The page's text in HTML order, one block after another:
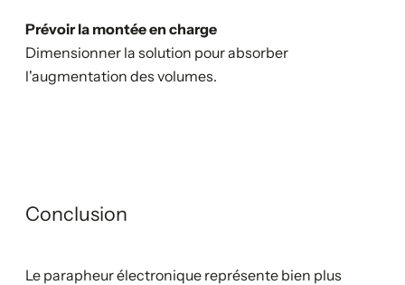
Prévoir la montée en charge
Dimensionner la solution pour absorber
l'augmentation des volumes.
Conclusion
Le parapheur électronique représente bien plus